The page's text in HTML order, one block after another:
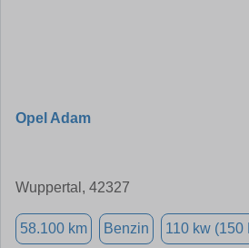
Opel Adam
Wuppertal, 42327
58.100 km Benzin 110 kw (150